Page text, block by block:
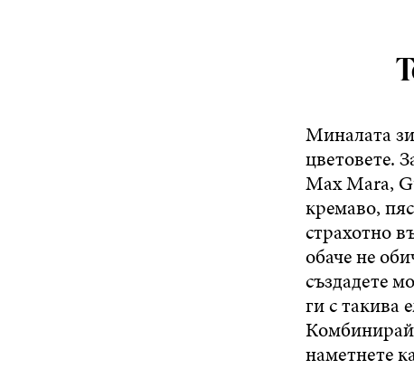
Миналата
цветовете.
Max Mara,
кремаво,
страхотно
обаче не
създадете
ги с такива
наметнете